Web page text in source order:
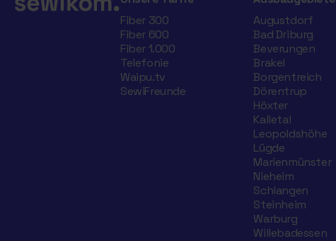
Fiber 300
Fiber 600
Fiber 1.000
Telefonie
Waipu.tv
SewiFreunde
Augustdorf
Bad Driburg
Beverungen
Brakel
Borgentreich
Dörentrup
Höxter
Kalletal
Leopoldshöhe
Lügde
Marienmünster
Nieheim
Schlangen
Steinheim
Warburg
Willebadessen